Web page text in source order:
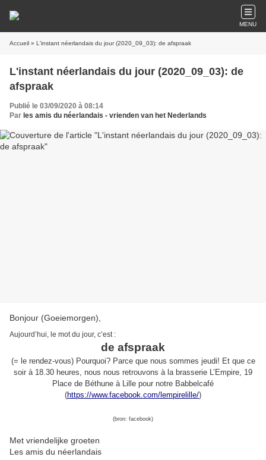
MENU
Accueil » L'instant néerlandais du jour (2020_09_03): de afspraak
L'instant néerlandais du jour (2020_09_03): de
afspraak
Publié le 03/09/2020 à 08:14
Par les amis du néerlandais - vrienden van het Nederlands
Bonjour (Goeiemorgen),
Aujourd’hui, le mot du jour, c’est:
de afspraak
(= le rendez-vous) Pourquoi? Parce que nous sommes jeudi! Et que ce
soir à 18.30 heures, nous nous retrouvons à la brasserie L’Empire, 19
Place de Béthune à Lille pour notre Babbelcafé
(https://www.facebook.com/lempirelille/)
(bron: facebook)
Met vriendelijke groeten
Les amis du néerlandais